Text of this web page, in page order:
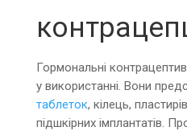
Гормональні
у використанні. Вони
таблеток, кілець,
підшкірних імплантатів.